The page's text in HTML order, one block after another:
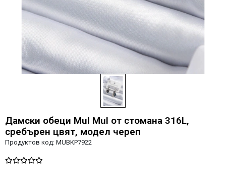
Дамски обеци MuI MuI от стомана 316L,
сребърен цвят, модел череп
Продуктов код: MUBKP7922